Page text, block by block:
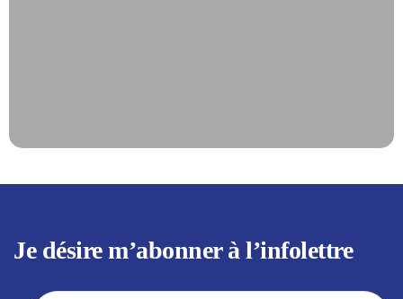
Je désire m’abonner à l’infolettre